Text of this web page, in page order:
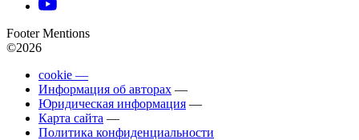
Footer Mentions
©2026
cookie —
Информация об авторах —
Юридическая информация —
Карта сайта —
Политика конфиденциальности